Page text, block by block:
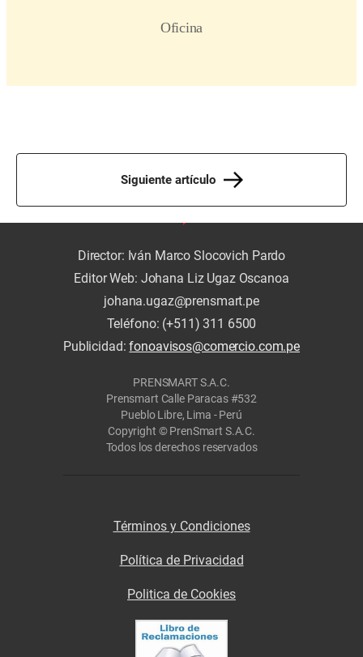
Siguiente artículo
Director: Iván Marco Slocovich Pardo
Editor Web: Johana Liz Ugaz Oscanoa
johana.ugaz@prensmart.pe
Teléfono: (+511) 311 6500
Publicidad:fonoavisos@comercio.com.pe
PRENSMART S.A.C.
Prensmart Calle Paracas #532
Pueblo Libre, Lima - Perú
Copyright © PrenSmart S.A.C.
Todos los derechos reservados
Términos y Condiciones
Política de Privacidad
Politica de Cookies